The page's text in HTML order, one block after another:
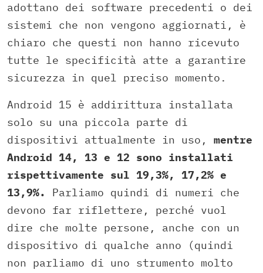
adottano dei software precedenti o dei
sistemi che non vengono aggiornati, è
chiaro che questi non hanno ricevuto
tutte le specificità atte a garantire
sicurezza in quel preciso momento.
Android 15 è addirittura installata
solo su una piccola parte di
dispositivi attualmente in uso, mentre
Android 14, 13 e 12 sono installati
rispettivamente sul 19,3%, 17,2% e
13,9%.
Parliamo quindi di numeri che
devono far riflettere, perché vuol
dire che molte persone, anche con un
dispositivo di qualche anno (quindi
non parliamo di uno strumento molto